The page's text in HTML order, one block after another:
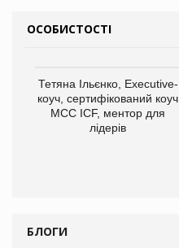
ОСОБИСТОСТІ
Тетяна Ільєнко, Executive-
коуч, сертифікований коуч
МСС ICF, ментор для
лідерів
БЛОГИ